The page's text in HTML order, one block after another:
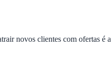
novos clientes com ofertas é